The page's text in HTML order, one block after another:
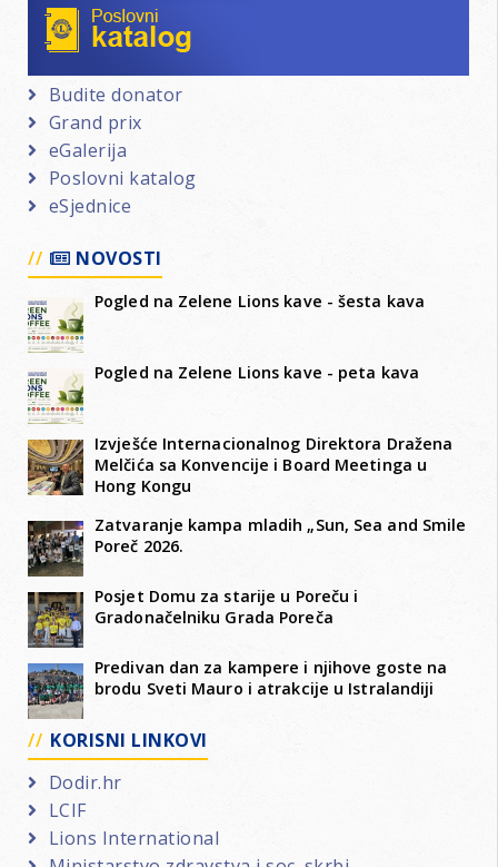
Budite donator
Grand prix
eGalerija
Poslovni katalog
eSjednice
NOVOSTI
Pogled na Zelene Lions kave - šesta kava
Pogled na Zelene Lions kave - peta kava
Izvješće Internacionalnog Direktora Dražena
Melčića sa Konvencije i Board Meetinga u
Hong Kongu
Zatvaranje kampa mladih „Sun, Sea and Smile
Poreč 2026.
Posjet Domu za starije u Poreču i
Gradonačelniku Grada Poreča
Predivan dan za kampere i njihove goste na
brodu Sveti Mauro i atrakcije u Istralandiji
KORISNI LINKOVI
Dodir.hr
LCIF
Lions International